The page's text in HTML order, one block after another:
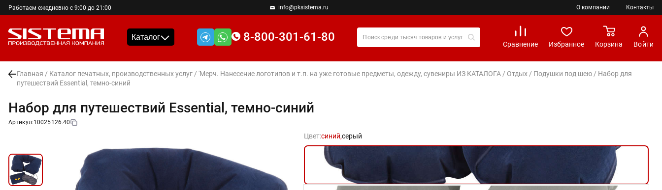
Работаем ежедневно с 9:00 до 21:00 info@pksistema.ru О компании Контакты
Каталог 8-800-301-61-80
Сравнение Избранное Корзина Войти
Главная / Каталог печатных, производственных услуг /'Мерч. Нанесение логотипов и т.п. на уже готовые предметы, одежду, сувениры ИЗ КАТАЛОГА / Отдых / Подушки под шею / Набор для
путешествий Essential, темно-синий
Набор для путешествий Essential, темно-синий
Артикул:10025126.40
Цвет:синий,серый